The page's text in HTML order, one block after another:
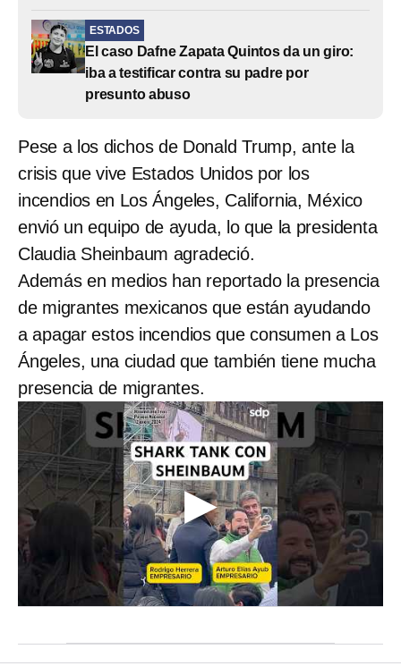
ESTADOS
El caso Dafne Zapata Quintos da un giro:
iba a testificar contra su padre por
presunto abuso
Pese a los dichos de Donald Trump, ante la
crisis que vive Estados Unidos por los
incendios en Los Ángeles, California, México
envió un equipo de ayuda, lo que la presidenta
Claudia Sheinbaum agradeció.
Además en medios han reportado la presencia
de migrantes mexicanos que están ayudando
a apagar estos incendios que consumen a Los
Ángeles, una ciudad que también tiene mucha
presencia de migrantes.